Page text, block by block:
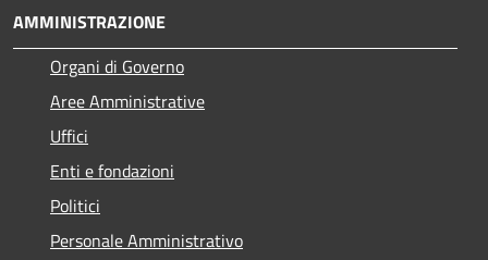
AMMINISTRAZIONE
Organi di Governo
Aree Amministrative
Uffici
Enti e fondazioni
Politici
Personale Amministrativo